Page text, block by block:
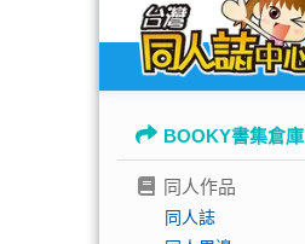
BOOKY書集倉庫
同人作品
同人誌